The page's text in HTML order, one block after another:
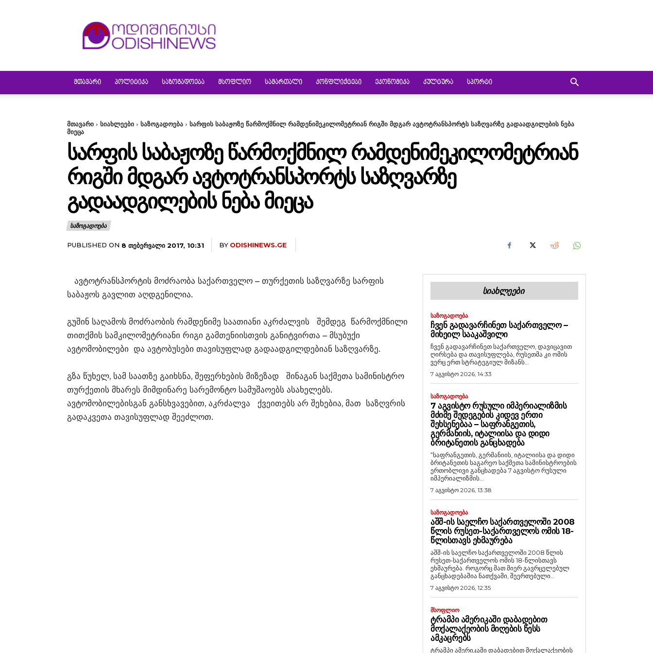
ᲛᲗᲐᲕᲐᲠᲘ ᲞᲝᲚᲘᲢᲘᲙᲐ ᲡᲐᲖᲝᲒᲐᲓᲝᲔᲑᲐ ᲛᲡᲝᲤᲚᲘᲝ ᲡᲐᲛᲐᲠᲗᲐᲚᲘ ᲙᲝᲜᲤᲚᲘᲥᲢᲔᲑᲘ ᲔᲙᲝᲜᲝᲛᲘᲙᲐ ᲙᲣᲚᲢᲣᲠᲐ ᲡᲞᲝᲠᲢᲘ
მთავარი სიახლეები საზოგადოება
სარფის საბაჟოზე წარმოქმნილ რამდენიმეკილომეტრიან რიგში მდგარ ავტოტრანსპორტს საზღვარზე გადაადგილების ნება
მიეცა
ᲡᲐᲠᲤᲘᲡ ᲡᲐᲑᲐᲟᲝᲖᲔ ᲬᲐᲠᲛᲝᲥᲛᲜᲘᲚ ᲠᲐᲛᲓᲔᲜᲘᲛᲔᲙᲘᲚᲝᲛᲔᲢᲠᲘᲐᲜ
ᲠᲘᲒᲨᲘ ᲛᲓᲒᲐᲠ ᲐᲕᲢᲝᲢᲠᲐᲜᲡᲞᲝᲠᲢᲡ ᲡᲐᲖᲦᲕᲐᲠᲖᲔ
ᲒᲐᲓᲐᲐᲓᲒᲘᲚᲔᲑᲘᲡ ᲜᲔᲑᲐ ᲛᲘᲔᲪᲐ
ᲡᲐᲖᲝᲒᲐᲓᲝᲔᲑᲐ
PUBLISHED ON 8 ᲗᲔᲑᲔᲠᲕᲐᲚᲘ 2017, 10:31 BY ODISHINEWS.GE
ავტოტრანსპორტის მოძრაობა საქართველო – თურქეთის საზღვარზე სარფის
საბაჟოს გავლით აღდგენილია.
გუშინ საღამოს მოძრაობის რამდენიმე საათიანი აკრძალვის შემდეგ წარმოქმნილი
თითქმის სამკილომეტრიანი რიგი გამთენიისთვის განიტვირთა – მსუბუქი
ავტომობილები და ავტობუსები თავისუფლად გადაადგილდებიან საზღვარზე.
გზა წუხელ, სამ საათზე გაიხსნა, შეფერხების მიზეზად შინაგან საქმეთა სამინისტრო
თურქეთის მხარეს მიმდინარე სარემონტო სამუშაოებს ასახელებს.
ავტომობილებისგან განსხვავებით, აკრძალვა ქვეითებს არ შეხებია, მათ საზღვრის
გადაკვეთა თავისუფლად შეეძლოთ.
ᲡᲘᲐᲮᲚᲔᲔᲑᲘ
ᲡᲐᲖᲝᲒᲐᲓᲝᲔᲑᲐ
ᲩᲕᲔᲜ ᲒᲐᲓᲐᲕᲐᲠᲩᲘᲜᲔᲗ ᲡᲐᲥᲐᲠᲗᲕᲔᲚᲝ –
ᲛᲘᲮᲔᲘᲚ ᲡᲐᲐᲙᲐᲨᲕᲘᲚᲘ
ჩვენ გადავარჩინეთ საქართველო, დავიცავით
ღირსება და თავისუფლება, რუსეთმა კი ომის
ვერც ერთ სტრატეგიულ მიზანს...
7 აგვისტო 2026, 14:33
ᲡᲐᲖᲝᲒᲐᲓᲝᲔᲑᲐ
7 ᲐᲒᲕᲘᲡᲢᲝ ᲠᲣᲡᲣᲚᲘ ᲘᲛᲞᲔᲠᲘᲐᲚᲘᲖᲛᲘᲡ
ᲛᲫᲘᲛᲔ ᲨᲔᲓᲔᲒᲔᲑᲘᲡ ᲙᲘᲓᲔᲕ ᲔᲠᲗᲘ
ᲨᲔᲮᲡᲔᲜᲔᲑᲐᲐ – ᲡᲐᲤᲠᲐᲜᲒᲔᲗᲘᲡ,
ᲒᲔᲠᲛᲐᲜᲘᲘᲡ, ᲘᲢᲐᲚᲘᲘᲡᲐ ᲓᲐ ᲓᲘᲓᲘ
ᲑᲠᲘᲢᲐᲜᲔᲗᲘᲡ ᲒᲐᲜᲪᲮᲐᲓᲔᲑᲐ
“საფრანგეთის, გერმანიის, იტალიისა და დიდი
ბრიტანეთის საგარეო საქმეთა სამინისტროების
ერთობლივი განცხადება 7 აგვისტო რუსული
იმპერიალიზმის...
7 აგვისტო 2026, 13:38
ᲡᲐᲖᲝᲒᲐᲓᲝᲔᲑᲐ
ᲐᲨᲨ-ᲘᲡ ᲡᲐᲔᲚᲩᲝ ᲡᲐᲥᲐᲠᲗᲕᲔᲚᲝᲨᲘ 2008
ᲬᲚᲘᲡ ᲠᲣᲡᲔᲗ-ᲡᲐᲥᲐᲠᲗᲕᲔᲚᲝᲡ ᲝᲛᲘᲡ 18-
ᲬᲚᲘᲡᲗᲐᲕᲡ ᲔᲮᲛᲐᲣᲠᲔᲑᲐ
აშშ-ის საელჩო საქართველოში 2008 წლის
რუსეთ-საქართველოს ომის 18-წლისთავს
ეხმაურება. როგორც მათ მიერ გავრცელებულ
განცხადებაშია ნათქვამი, შეერთებული...
7 აგვისტო 2026, 12:35
ᲛᲡᲝᲤᲚᲘᲝ
ᲢᲠᲐᲛᲞᲘ ᲐᲛᲔᲠᲘᲙᲐᲨᲘ ᲓᲐᲑᲐᲓᲔᲑᲘᲗ
ᲛᲝᲥᲐᲚᲐᲥᲔᲝᲑᲘᲡ ᲛᲘᲦᲔᲑᲘᲡ ᲬᲔᲡᲡ
ᲐᲛᲙᲐᲪᲠᲔᲑᲡ
ტრამპი ამერიკაში დაბადებით მოქალაქეობის